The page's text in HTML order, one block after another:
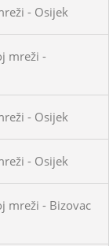
- Osijek
mreži -
- Osijek
- Osijek
mreži - Bizovac